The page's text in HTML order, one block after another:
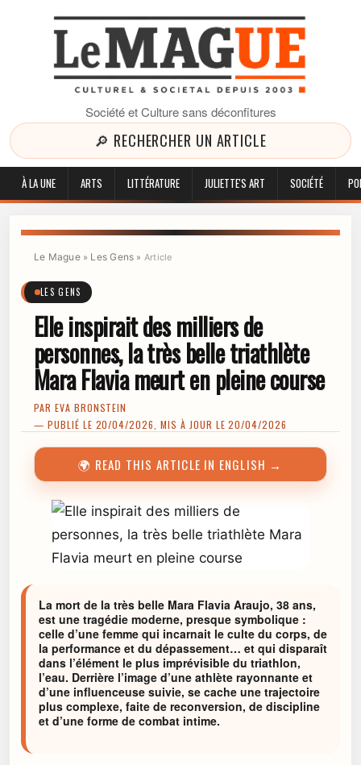
Société et Culture sans déconfitures
🔎 RECHERCHER UN ARTICLE
À LA UNE ARTS LITTÉRATURE JULIETTE'S ART SOCIÉTÉ
Le Mague» Les Gens » Article
LES GENS
Elle inspirait des milliers de
personnes, la très belle triathlète
Mara Flavia meurt en pleine course
PAR EVA BRONSTEIN
— PUBLIÉ LE 20/04/2026, MIS À JOUR LE 20/04/2026
🌍 READ THIS ARTICLE IN ENGLISH →
La mort de la très belle Mara Flavia Araujo, 38 ans,
est une tragédie moderne, presque symbolique :
celle d’une femme qui incarnait le culte du corps, de
la performance et du dépassement… et qui disparaît
dans l’élément le plus imprévisible du triathlon,
l’eau. Derrière l’image d’une athlète rayonnante et
d’une influenceuse suivie, se cache une trajectoire
plus complexe, faite de reconversion, de discipline
et d’une forme de combat intime.